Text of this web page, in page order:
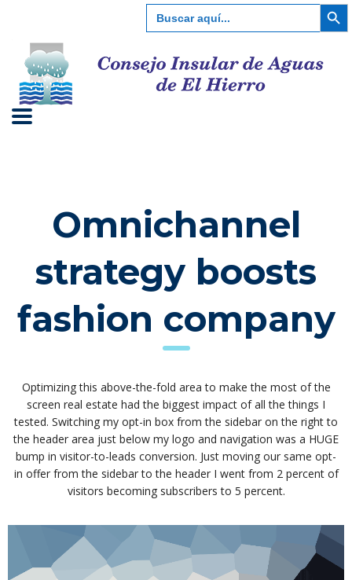
Buscar:
Omnichannel
strategy boosts
fashion company
Optimizing this above-the-fold area to make the most of the
screen real estate had the biggest impact of all the things I
tested. Switching my opt-in box from the sidebar on the right to
the header area just below my logo and navigation was a HUGE
bump in visitor-to-leads conversion. Just moving our same opt-
in offer from the sidebar to the header I went from 2 percent of
visitors becoming subscribers to 5 percent.